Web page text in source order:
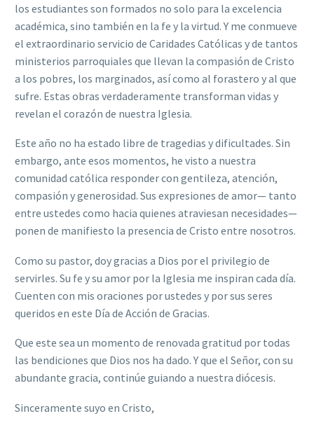
los estudiantes son formados no solo para la excelencia
académica, sino también en la fe y la virtud. Y me conmueve
el extraordinario servicio de Caridades Católicas y de tantos
ministerios parroquiales que llevan la compasión de Cristo
a los pobres, los marginados, así como al forastero y al que
sufre. Estas obras verdaderamente transforman vidas y
revelan el corazón de nuestra Iglesia.
Este año no ha estado libre de tragedias y dificultades. Sin
embargo, ante esos momentos, he visto a nuestra
comunidad católica responder con gentileza, atención,
compasión y generosidad. Sus expresiones de amor— tanto
entre ustedes como hacia quienes atraviesan necesidades—
ponen de manifiesto la presencia de Cristo entre nosotros.
Como su pastor, doy gracias a Dios por el privilegio de
servirles. Su fe y su amor por la Iglesia me inspiran cada día.
Cuenten con mis oraciones por ustedes y por sus seres
queridos en este Día de Acción de Gracias.
Que este sea un momento de renovada gratitud por todas
las bendiciones que Dios nos ha dado. Y que el Señor, con su
abundante gracia, continúe guiando a nuestra diócesis.
Sinceramente suyo en Cristo,